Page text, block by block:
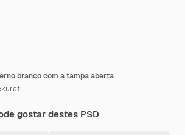
branco com a tampa aberta
gostar destes PSD